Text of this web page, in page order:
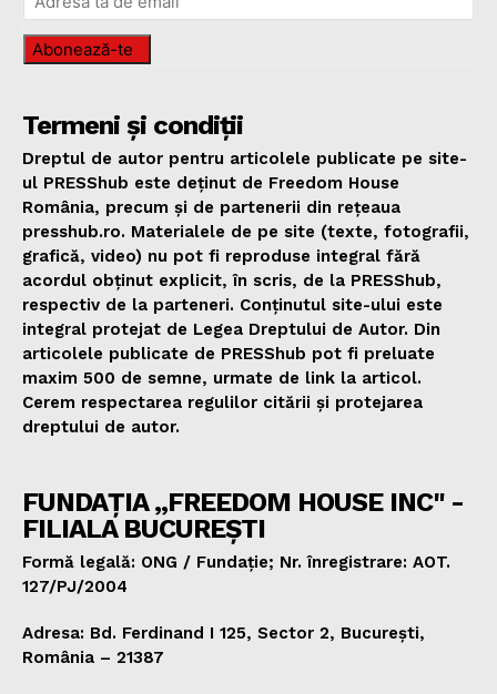
Abonează-te
Termeni și condiții
Dreptul de autor pentru articolele publicate pe site-
ul PRESShub este deținut de Freedom House
România, precum și de partenerii din rețeaua
presshub.ro. Materialele de pe site (texte, fotografii,
grafică, video) nu pot fi reproduse integral fără
acordul obținut explicit, în scris, de la PRESShub,
respectiv de la parteneri. Conținutul site-ului este
integral protejat de Legea Dreptului de Autor. Din
articolele publicate de PRESShub pot fi preluate
maxim 500 de semne, urmate de link la articol.
Cerem respectarea regulilor citării și protejarea
dreptului de autor.
FUNDAȚIA „FREEDOM HOUSE INC" -
FILIALA BUCUREȘTI
Formă legală: ONG / Fundație; Nr. înregistrare: AOT.
127/PJ/2004
Adresa: Bd. Ferdinand I 125, Sector 2, București,
România – 21387